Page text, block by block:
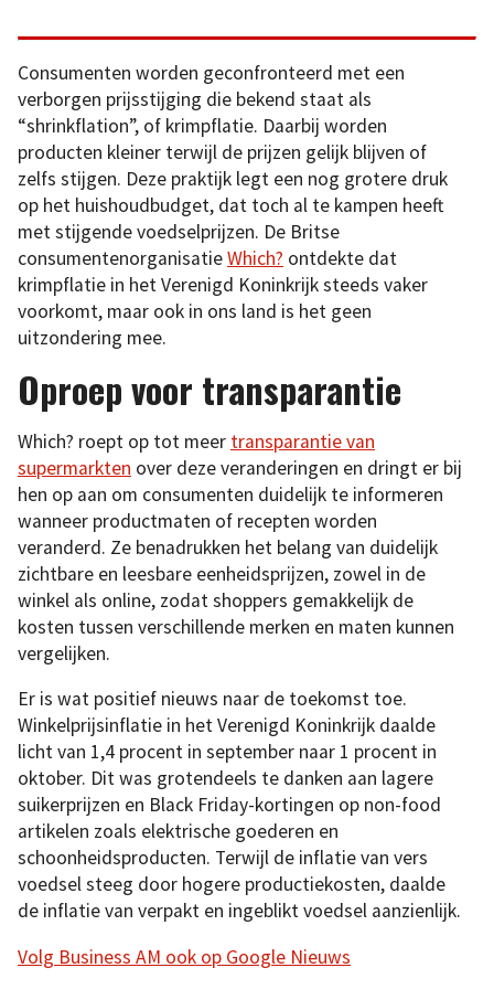
Consumenten worden geconfronteerd met een
verborgen prijsstijging die bekend staat als
“shrinkflation”, of krimpflatie. Daarbij worden
producten kleiner terwijl de prijzen gelijk blijven of
zelfs stijgen. Deze praktijk legt een nog grotere druk
op het huishoudbudget, dat toch al te kampen heeft
met stijgende voedselprijzen. De Britse
consumentenorganisatieWhich? ontdekte dat
krimpflatie in het Verenigd Koninkrijk steeds vaker
voorkomt, maar ook in ons land is het geen
uitzondering mee.
Oproep voor transparantie
Which? roept op tot meer transparantie van
supermarkten over deze veranderingen en dringt er bij
hen op aan om consumenten duidelijk te informeren
wanneer productmaten of recepten worden
veranderd. Ze benadrukken het belang van duidelijk
zichtbare en leesbare eenheidsprijzen, zowel in de
winkel als online, zodat shoppers gemakkelijk de
kosten tussen verschillende merken en maten kunnen
vergelijken.
Er is wat positief nieuws naar de toekomst toe.
Winkelprijsinflatie in het Verenigd Koninkrijk daalde
licht van 1,4 procent in september naar 1 procent in
oktober. Dit was grotendeels te danken aan lagere
suikerprijzen en Black Friday-kortingen op non-food
artikelen zoals elektrische goederen en
schoonheidsproducten. Terwijl de inflatie van vers
voedsel steeg door hogere productiekosten, daalde
de inflatie van verpakt en ingeblikt voedsel aanzienlijk.
Volg Business AM ook op Google Nieuws